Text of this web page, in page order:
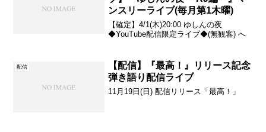
ンスリーライブ(毎月第1木曜)
【確定】4/1(木)20:00 ゆしんの夜
◆YouTube配信限定ライブ◆(無観客) へ
配信
【配信】『最高！』リリース記念
弾き語り配信ライブ
11月19日(日) 配信リリース「最高！」